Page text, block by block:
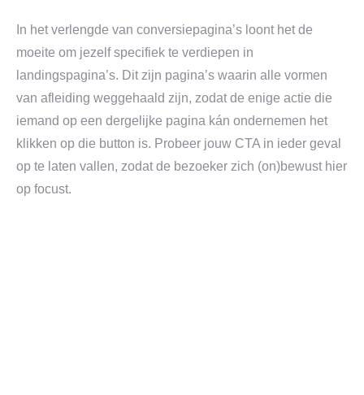
In het verlengde van conversiepagina’s loont het de
moeite om jezelf specifiek te verdiepen in
landingspagina’s. Dit zijn pagina’s waarin alle vormen
van afleiding weggehaald zijn, zodat de enige actie die
iemand op een dergelijke pagina kán ondernemen het
klikken op die button is. Probeer jouw CTA in ieder geval
op te laten vallen, zodat de bezoeker zich (on)bewust hier
op focust.